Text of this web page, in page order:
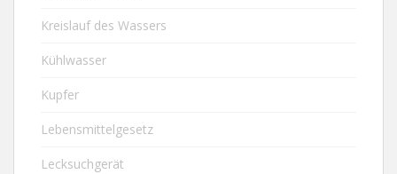
Kreislauf des Wassers
Kühlwasser
Kupfer
Lebensmittelgesetz
Lecksuchgerät